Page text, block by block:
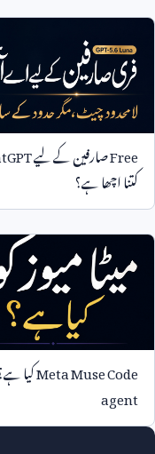
Freeصارفین کے لیے
کتنا اچھا ہے؟
Meta Muse Codeکیا
agent